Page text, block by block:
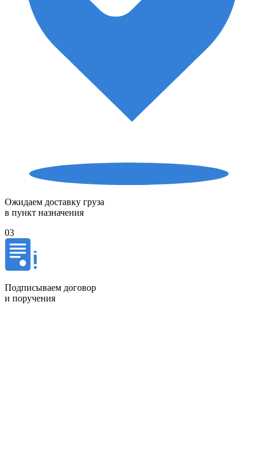
Ожидаем доставку груза
в пункт назначения
03
Подписываем договор
и поручения